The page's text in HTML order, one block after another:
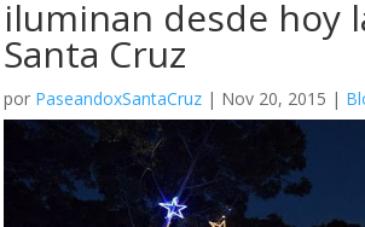
iluminan desde hoy
Santa Cruz
por PaseandoxSantaCruz| Nov 20, 2015 |